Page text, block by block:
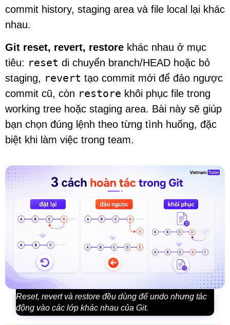
commit history, staging area và file local lại khác
nhau.
Git reset, revert, restore khác nhau ở mục
tiêu: reset di chuyển branch/HEAD hoặc bỏ
staging, revert tạo commit mới để đảo ngược
commit cũ, còn restore khôi phục file trong
working tree hoặc staging area. Bài này sẽ giúp
bạn chọn đúng lệnh theo từng tình huống, đặc
biệt khi làm việc trong team.
Reset, revert và restore đều dùng để undo nhưng tác
động vào các lớp khác nhau của Git.